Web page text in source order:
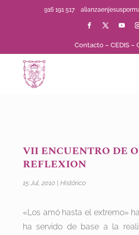
916 191 517
Contacto –CEDIS –
VII ENCUENTRO DE
REFLEXION
15 Jul, 2010 Histórico
«Los amó hasta el extremo»
ha servido de base a la